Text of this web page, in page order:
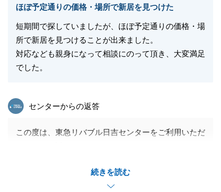
ほぼ予定通りの価格・場所で新居を見つけた
短期間で探していましたが、ほぼ予定通りの価格・場
所で新居を見つけることが出来ました。
対応なども親身になって相談にのって頂き、大変満足
でした。
続きを読む
東急リバブル
センターからの返答
この度は、東急リバブル日吉センターをご利用いただ
いただき、重ねてお礼申し上げます。
短期間ではございましたが、Ｋ様とってより良い新生